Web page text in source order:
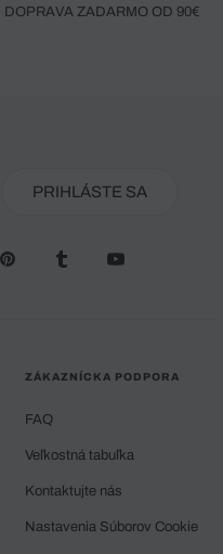
DOPRAVA ZADARMO OD 90€
PRIHLÁSTE SA
ZÁKAZNÍCKA PODPORA
FAQ
Veľkostná tabuľka
Kontaktujte nás
Nastavenia Súborov Cookie